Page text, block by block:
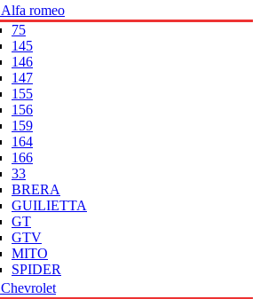
Alfa romeo
75
145
146
147
155
156
159
164
166
33
BRERA
GUILIETTA
GT
GTV
MITO
SPIDER
Chevrolet